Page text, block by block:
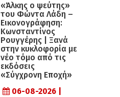
«Άλκης ο ψεύτης»
του Φώντα Λάδη –
Εικονογράφηση:
Κωνσταντίνος
Ρουγγέρης | Ξανά
στην κυκλοφορία με
νέο τόμο από τις
εκδόσεις
«Σύγχρονη Εποχή»
06-08-2026 |